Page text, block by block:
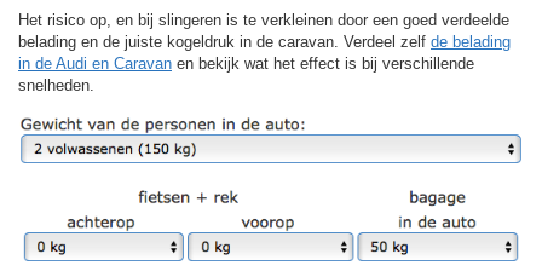
Het risico op, en bij slingeren is te verkleinen door een goed verdeelde
belading en de juiste kogeldruk in de caravan. Verdeel zelf de belading
in de Audi en Caravan en bekijk wat het effect is bij verschillende
snelheden.